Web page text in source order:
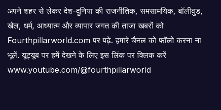
अपने शहर से लेकर देश-दुनिया की राजनीतिक, समसामयिक, बॉलीवुड,
खेल, धर्म, आध्यात्म और व्यापार जगत की ताजा खबरों को
Fourthpillarworld.com पर पढ़े. हमारे चैनल को फॉलो करना ना
भूलें. यूट्यूब पर हमें देखने के लिए इस लिंक पर क्लिक करें
www.youtube.com/@fourthpillarworld